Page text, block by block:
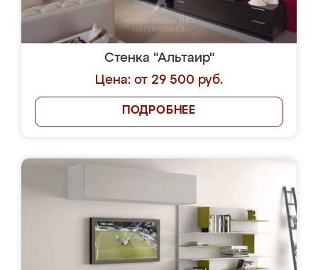
Стенка "Альтаир"
Цена: от 29 500 руб.
ПОДРОБНЕЕ